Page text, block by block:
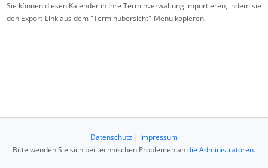
10:00Codeabnahme 23:59KI Qualifikation10:00Messe und Turnier
Sie können diesen Kalender in Ihre Terminverwaltung importieren, indem sie
den Export-Link aus dem "Terminübersicht"-Menü kopieren.
Datenschutz | Impressum
Bitte wenden Sie sich bei technischen Problemen andie Administratoren.